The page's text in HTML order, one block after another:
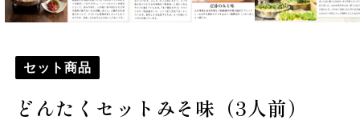
セット商品
どんたくセットみそ味（3人前）